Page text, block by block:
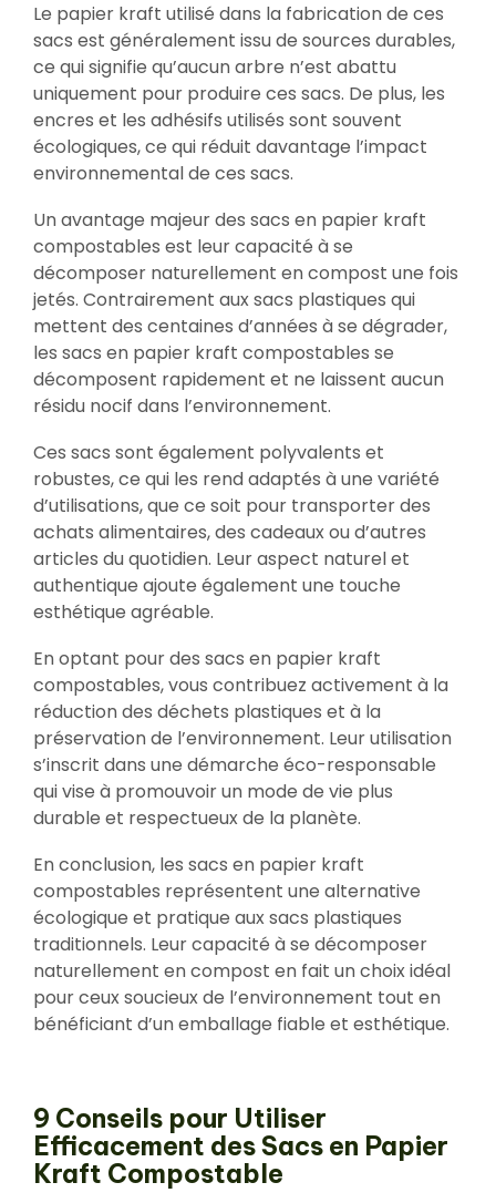
Le papier kraft utilisé dans la fabrication de ces
sacs est généralement issu de sources durables,
ce qui signifie qu’aucun arbre n’est abattu
uniquement pour produire ces sacs. De plus, les
encres et les adhésifs utilisés sont souvent
écologiques, ce qui réduit davantage l’impact
environnemental de ces sacs.
Un avantage majeur des sacs en papier kraft
compostables est leur capacité à se
décomposer naturellement en compost une fois
jetés. Contrairement aux sacs plastiques qui
mettent des centaines d’années à se dégrader,
les sacs en papier kraft compostables se
décomposent rapidement et ne laissent aucun
résidu nocif dans l’environnement.
Ces sacs sont également polyvalents et
robustes, ce qui les rend adaptés à une variété
d’utilisations, que ce soit pour transporter des
achats alimentaires, des cadeaux ou d’autres
articles du quotidien. Leur aspect naturel et
authentique ajoute également une touche
esthétique agréable.
En optant pour des sacs en papier kraft
compostables, vous contribuez activement à la
réduction des déchets plastiques et à la
préservation de l’environnement. Leur utilisation
s’inscrit dans une démarche éco-responsable
qui vise à promouvoir un mode de vie plus
durable et respectueux de la planète.
En conclusion, les sacs en papier kraft
compostables représentent une alternative
écologique et pratique aux sacs plastiques
traditionnels. Leur capacité à se décomposer
naturellement en compost en fait un choix idéal
pour ceux soucieux de l’environnement tout en
bénéficiant d’un emballage fiable et esthétique.
9 Conseils pour Utiliser
Efficacement des Sacs en Papier
Kraft Compostable